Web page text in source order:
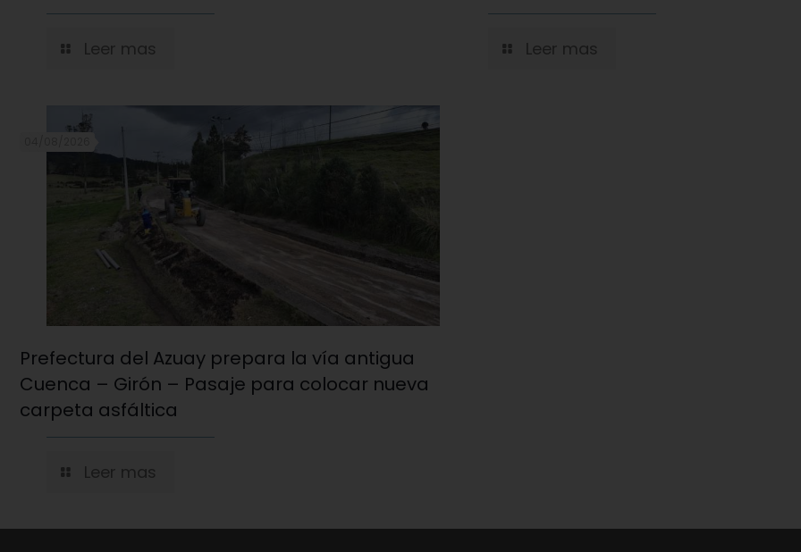
Leer mas Leer mas
Prefectura del Azuay prepara la vía antigua
Cuenca – Girón – Pasaje para colocar nueva
carpeta asfáltica
Leer mas